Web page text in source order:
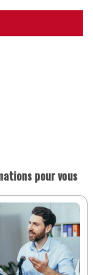
pour vous